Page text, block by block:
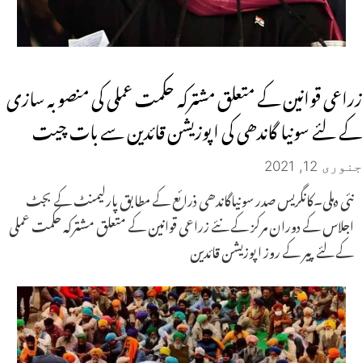
زراعی قوانین کے متعلق مشترکہ حکمت عملی کی منصوبہ سازی
کے لئے سونیا گاندھی کی اپوزیشن قائدین سے بات چیت
جنوری 12, 2021
نئی دہلی۔کانگریس صدر سونیاگاندھی ذرائع کے مطابق پارلیمنٹ کے بجٹ
اجلاس کے دوران مرکز کے نئے زراعی قوانین کے متعلق مشترکہ حکمت عملی
کے لئے پیر کے روز اپوزیشن قائدین